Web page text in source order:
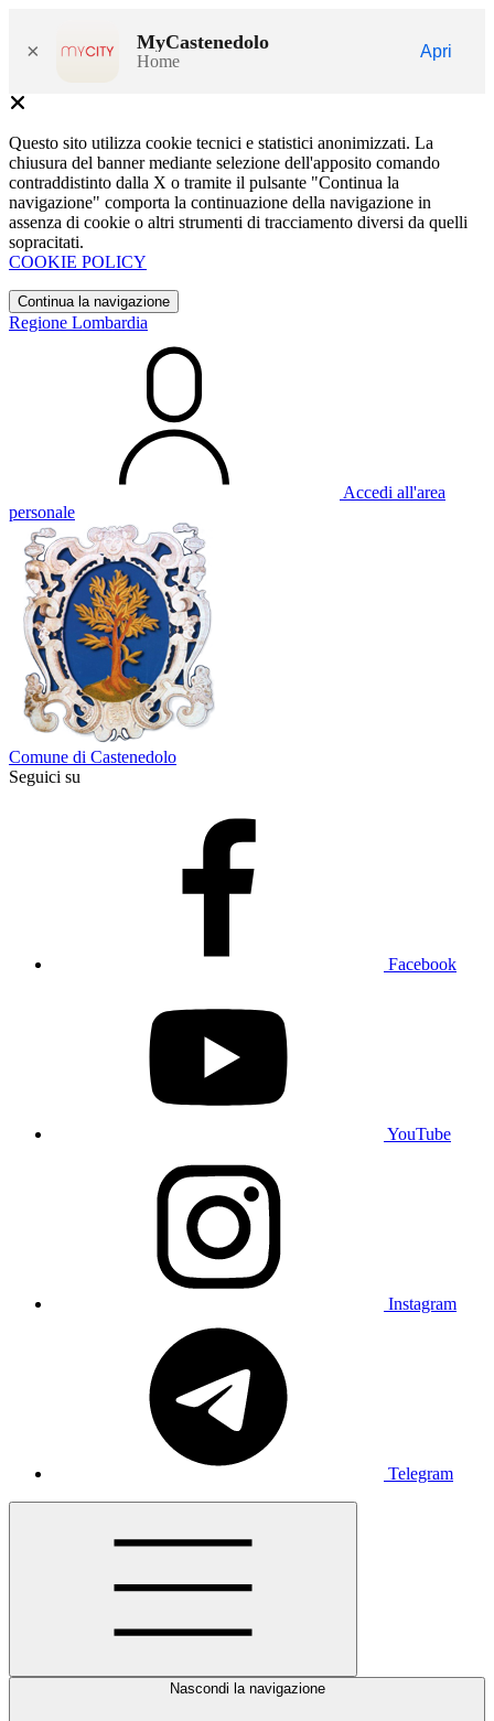
× MyCastenedolo
Home
Apri
Questo sito utilizza cookie tecnici e statistici anonimizzati. La
chiusura del banner mediante selezione dell'apposito comando
contraddistinto dalla X o tramite il pulsante "Continua la
navigazione" comporta la continuazione della navigazione in
assenza di cookie o altri strumenti di tracciamento diversi da quelli
sopracitati.
COOKIE POLICY
Continua la navigazione
Regione Lombardia
Accedi all'area
personale
Comune di Castenedolo
Seguici su
Facebook
YouTube
Instagram
Telegram
Nascondi la navigazione